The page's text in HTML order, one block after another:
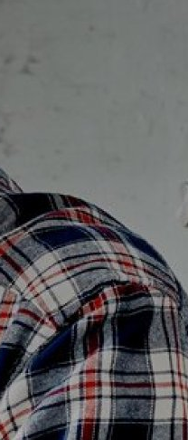
Tvättställsblandare
Tvättställsblandare för
inbyggnad
Beröringsfria
tvättställsblandare